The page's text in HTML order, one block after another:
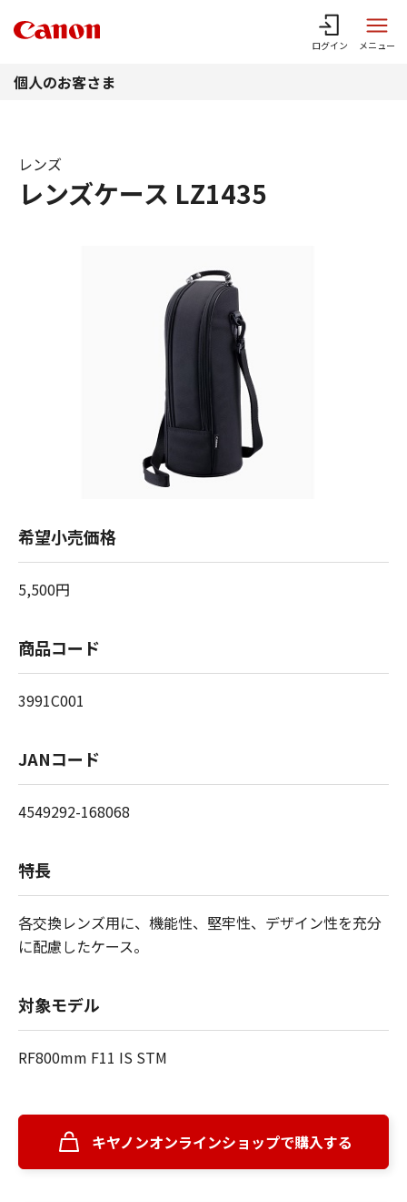
ログイン メニュー
個人のお客さま
レンズケース LZ1435
レンズ
希望小売価格
5,500円
商品コード
3991C001
JANコード
4549292-168068
特長
各交換レンズ用に、機能性、堅牢性、デザイン性を充分
に配慮したケース。
対象モデル
RF800mm F11 IS STM
キヤノンオンラインショップで購入する